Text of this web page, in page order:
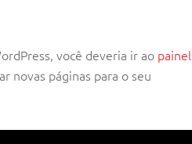
você deveria ir ao painel
novas páginas para o seu